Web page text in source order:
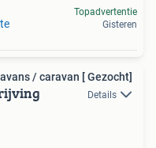
Topadvertentie
Gisteren
/ caravan [ Gezocht]
Details